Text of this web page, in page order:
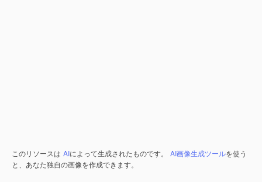
このリソースは AIによって生成されたものです。 AI画像生成ツールを使う
と、あなた独自の画像を作成できます。